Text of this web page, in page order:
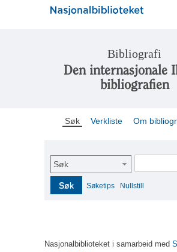
Bibliografi
Den internasjonale
bibliografien
Søk Verkliste Om
Søk
Søk Søketips Nullstill
Nasjonalbiblioteket i samarbeid med